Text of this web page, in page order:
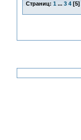
Страниц: 1 ... 3 4[5]